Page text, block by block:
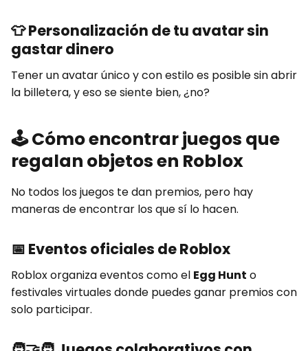
👕Personalización de tu avatar sin
gastar dinero
Tener un avatar único y con estilo es posible sin abrir
la billetera, y eso se siente bien, ¿no?
🕹️Cómo encontrar juegos que
regalan objetos en Roblox
No todos los juegos te dan premios, pero hay
maneras de encontrar los que sí lo hacen.
📅 Eventos oficiales de Roblox
Roblox organiza eventos como el Egg Hunt o
festivales virtuales donde puedes ganar premios con
solo participar.